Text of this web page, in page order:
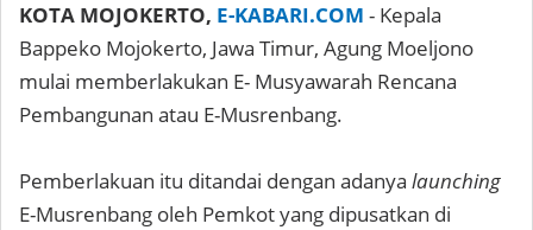
KOTA MOJOKERTO, E-KABARI.COM - Kepala
Bappeko Mojokerto, Jawa Timur, Agung Moeljono
mulai memberlakukan E- Musyawarah Rencana
Pembangunan atau E-Musrenbang.
Pemberlakuan itu ditandai dengan adanya launching
E-Musrenbang oleh Pemkot yang dipusatkan di